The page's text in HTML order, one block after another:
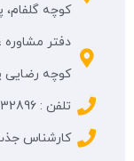
کوچه گلفام، پلاک 60، طبقه
دفتر
کوچه رضایی پلاک ۲
تلفن : 09123232896
کارشناس جذب :